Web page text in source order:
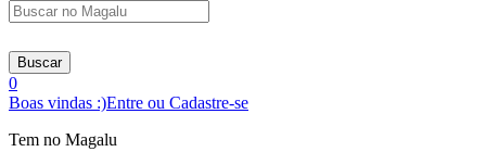
Buscar
0
Boas vindas :)Entre ou Cadastre-se
Tem no Magalu